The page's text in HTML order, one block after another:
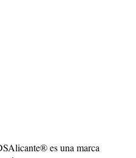
es una marca